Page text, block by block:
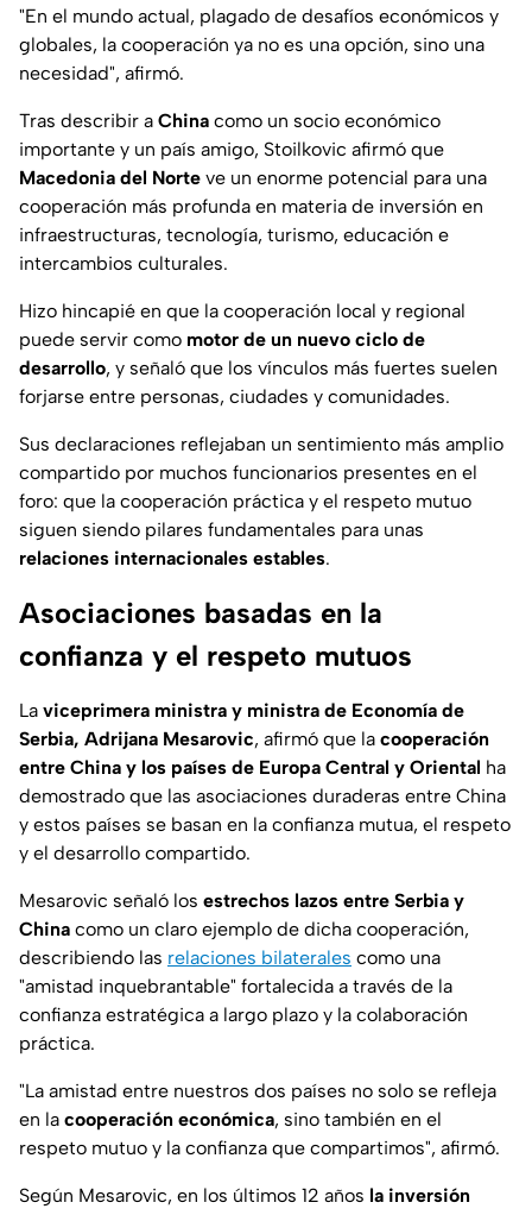
"En el mundo actual, plagado de desafíos económicos y
globales, la cooperación ya no es una opción, sino una
necesidad", afirmó.
Tras describir a China como un socio económico
importante y un país amigo, Stoilkovic afirmó que
Macedonia del Norte ve un enorme potencial para una
cooperación más profunda en materia de inversión en
infraestructuras, tecnología, turismo, educación e
intercambios culturales.
Hizo hincapié en que la cooperación local y regional
puede servir como motor de un nuevo ciclo de
desarrollo, y señaló que los vínculos más fuertes suelen
forjarse entre personas, ciudades y comunidades.
Sus declaraciones reflejaban un sentimiento más amplio
compartido por muchos funcionarios presentes en el
foro: que la cooperación práctica y el respeto mutuo
siguen siendo pilares fundamentales para unas
relaciones internacionales estables.
Asociaciones basadas en la
confianza y el respeto mutuos
La viceprimera ministra y ministra de Economía de
Serbia, Adrijana Mesarovic, afirmó que la cooperación
entre China y los países de Europa Central y Oriental ha
demostrado que las asociaciones duraderas entre China
y estos países se basan en la confianza mutua, el respeto
y el desarrollo compartido.
Mesarovic señaló los estrechos lazos entre Serbia y
China como un claro ejemplo de dicha cooperación,
describiendo las relaciones bilaterales como una
"amistad inquebrantable" fortalecida a través de la
confianza estratégica a largo plazo y la colaboración
práctica.
"La amistad entre nuestros dos países no solo se refleja
en la cooperación económica, sino también en el
respeto mutuo y la confianza que compartimos", afirmó.
Según Mesarovic, en los últimos 12 años la inversión